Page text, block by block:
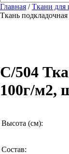
Главная /Ткани для
Ткань
C/504
100г/м2,
Высота (см):
Состав: